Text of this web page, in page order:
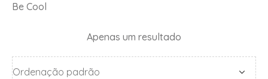
Be Cool
Apenas um resultado